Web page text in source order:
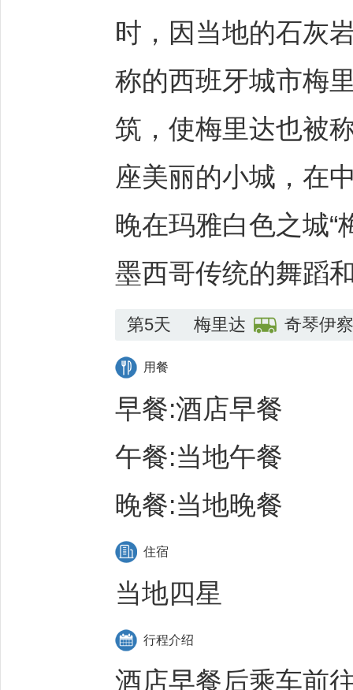
时，因当地的石灰
称的西班牙城市梅
筑，使梅里达也被
座美丽的小城，在
晚在玛雅白色之城“
墨西哥传统的舞蹈
第5天 梅里达 奇琴伊察
用餐
早餐:酒店早餐
午餐:当地午餐
晚餐:当地晚餐
住宿
当地四星
行程介绍
酒店早餐后乘车前